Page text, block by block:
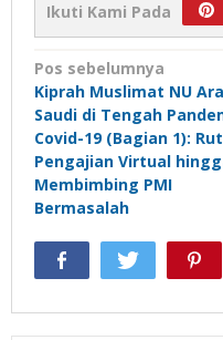
Ikuti Kami Pada
Navigasi
pos
Pos sebelumnya
Kiprah Muslimat NU
Saudi di Tengah
Covid-19 (Bagian 1):
Pengajian Virtual
Membimbing PMI
Bermasalah